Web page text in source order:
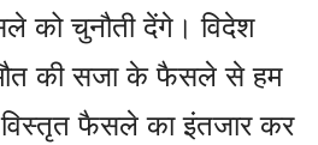
को चुनौती देंगे। विदेश
की सजा के फैसले से हम
फैसले का इंतजार कर